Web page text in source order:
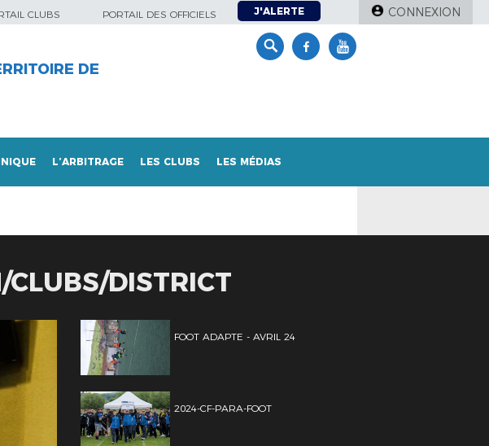
CLUBS PORTAIL DES OFFICIELS J'ALERTE CONNEXION
DE
L’ARBITRAGE LES CLUBS LES MÉDIAS
DISTRICT
FOOT ADAPTE - AVRIL 24
2024-CF-PARA-FOOT